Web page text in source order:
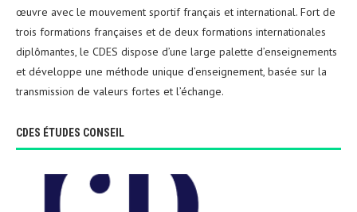
œuvre avec le mouvement sportif français et international. Fort de
trois formations françaises et de deux formations internationales
diplômantes, le CDES dispose d’une large palette d’enseignements
et développe une méthode unique d’enseignement, basée sur la
transmission de valeurs fortes et l’échange.
CDES ÉTUDES CONSEIL